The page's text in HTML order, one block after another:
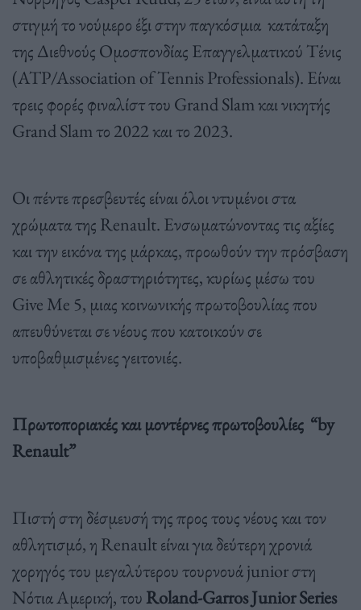
στιγμή το νούμερο έξι στην παγκόσμια κατάταξη
της Διεθνούς Ομοσπονδίας Επαγγελματικού Τένις
(ATP/Association of Tennis Professionals). Είναι
τρεις φορές φιναλίστ του Grand Slam και νικητής
Grand Slam το 2022 και το 2023.
Οι πέντε πρεσβευτές είναι όλοι ντυμένοι στα
χρώματα της Renault. Ενσωματώνοντας τις αξίες
και την εικόνα της μάρκας, προωθούν την πρόσβαση
σε αθλητικές δραστηριότητες, κυρίως μέσω του
Give Me 5, μιας κοινωνικής πρωτοβουλίας που
απευθύνεται σε νέους που κατοικούν σε
υποβαθμισμένες γειτονιές.
Πρωτοποριακές και μοντέρνες πρωτοβουλίες “by
Renault”
Πιστή στη δέσμευσή της προς τους νέους και τον
αθλητισμό, η Renault είναι για δεύτερη χρονιά
χορηγός του μεγαλύτερου τουρνουά junior στη
Νότια Αμερική, τουRoland-Garros Junior Series